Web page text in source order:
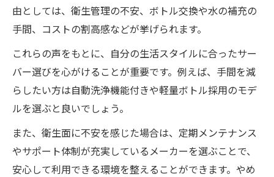
由としては、衛生管理の不安、ボトル交換や水の補充の
手間、コストの割高感などが挙げられます。
これらの声をもとに、自分の生活スタイルに合ったサー
バー選びを心がけることが重要です。例えば、手間を減
らしたい方は自動洗浄機能付きや軽量ボトル採用のモデ
ルを選ぶと良いでしょう。
また、衛生面に不安を感じた場合は、定期メンテナンス
やサポート体制が充実しているメーカーを選ぶことで、
安心して利用できる環境を整えることができます。やめ